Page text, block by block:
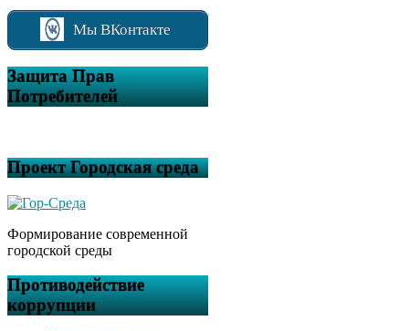
Мы ВКонтакте
Защита Прав
Потребителей
Проект Городская среда
Формирование современной
городской среды
Противодействие
коррупции